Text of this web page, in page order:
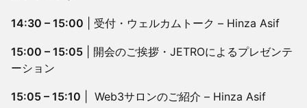
14:30 – 15:00 | 受付・ウェルカムトーク – Hinza Asif
15:00 – 15:05 | 開会のご挨拶・JETROによるプレゼンテ
ーション
15:05 – 15:10 | Web3サロンのご紹介 – Hinza Asif